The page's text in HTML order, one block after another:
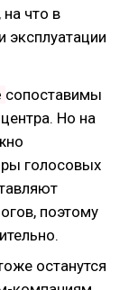
что в
эксплуатации
сопоставимы
Но на
голосовых
поэтому
останутся